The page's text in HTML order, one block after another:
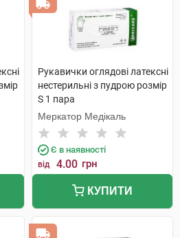
Рукавички оглядові латексні
нестерильні з пудрою розмір
S 1 пара
Меркатор Медікаль
Є в наявності
від 4.00 грн
КУПИТИ